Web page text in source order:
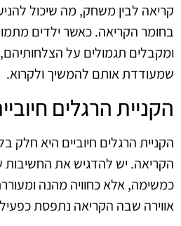
קריאה לבין משחק, מה שיכול
בחומר הקריאה. כאשר ילדים
ומקבלים תגמולים על
שמעודדת אותם להמשיך ולקרוא.
הקניית הרגלים
הקניית הרגלים חיוביים היא חלק
הקריאה. יש להדגיש את
כמשימה, אלא כחוויה מהנה
אווירה שבה הקריאה נתפסת